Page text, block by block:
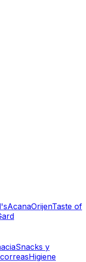
AcanaOrijenTaste of
Snacks y
Higiene